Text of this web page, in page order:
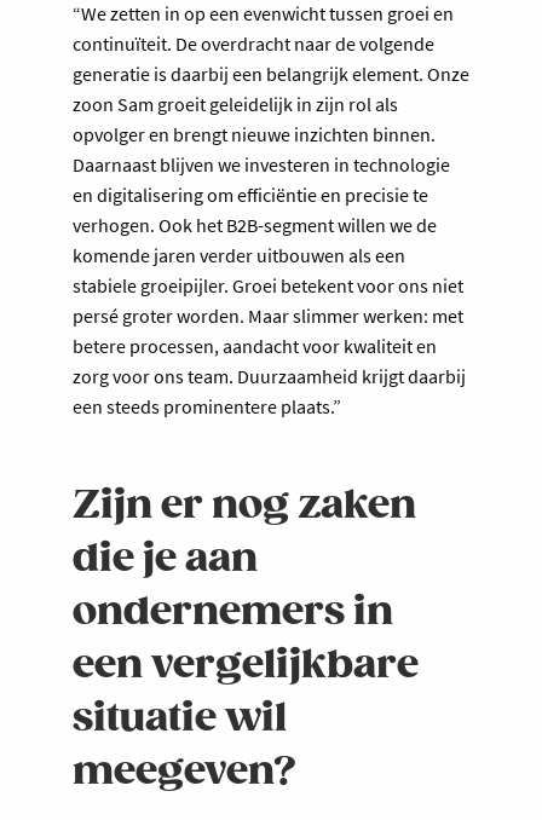
“We zetten in op een evenwicht tussen groei en
continuïteit. De overdracht naar de volgende
generatie is daarbij een belangrijk element. Onze
zoon Sam groeit geleidelijk in zijn rol als
opvolger en brengt nieuwe inzichten binnen.
Daarnaast blijven we investeren in technologie
en digitalisering om efficiëntie en precisie te
verhogen. Ook het B2B-segment willen we de
komende jaren verder uitbouwen als een
stabiele groeipijler. Groei betekent voor ons niet
persé groter worden. Maar slimmer werken: met
betere processen, aandacht voor kwaliteit en
zorg voor ons team. Duurzaamheid krijgt daarbij
een steeds prominentere plaats.”
Zijn er nog zaken
die je aan
ondernemers in
een vergelijkbare
situatie wil
meegeven?